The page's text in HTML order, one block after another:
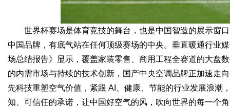
世界杯赛场是体育竞技的舞台，也是中国智造的展示窗
中国品牌，有底气站在任何顶级赛场的中央。垂直暖通行业
场总结报告》显示，覆盖家装零售、商用工程全赛道的大盘
的内需市场与持续的技术创新，国产中央空调品牌正加速走
先科技重塑空气价值，紧跟 AI、健康、节能的行业发展浪潮
知、可信任的承诺，让中国好空气的风，吹向世界的每一个